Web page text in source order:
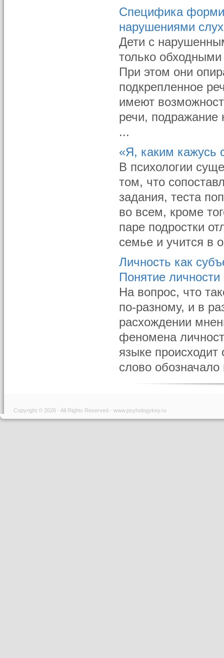
Специфика
нарушениями
Дети с
только
При этом они
подкрепленное
имеют
речи, подражание
...
«Я, каким кажусь
В психологии
том, что
задания, теста
во всем, кроме
паре подростки
семье и учится в
Личность как
Понятие личности
На вопрос, что
по-разному, и в
расхождении
феномена
языке происходит
слово
Copyright © 2026 - All Rights Reserved - www.psyhologykey.ru